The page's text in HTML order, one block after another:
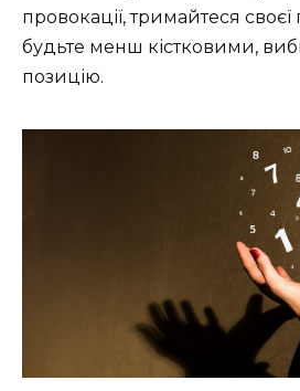
провокації, тримайтеся своєї
будьте менш кістковими,
позицію.